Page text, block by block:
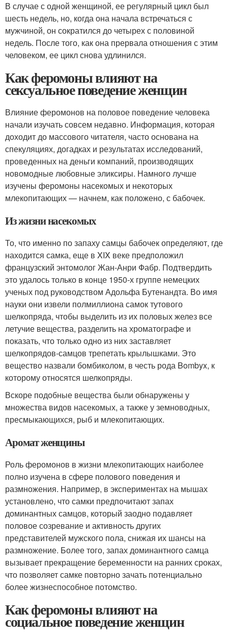
В случае с одной женщиной, ее регулярный цикл был
шесть недель, но, когда она начала встречаться с
мужчиной, он сократился до четырех с половиной
недель. После того, как она прервала отношения с этим
человеком, ее цикл снова удлинился.
Как феромоны влияют на
сексуальное поведение женщин
Влияние феромонов на половое поведение человека
начали изучать совсем недавно. Информация, которая
доходит до массового читателя, часто основана на
спекуляциях, догадках и результатах исследований,
проведенных на деньги компаний, производящих
новомодные любовные эликсиры. Намного лучше
изучены феромоны насекомых и некоторых
млекопитающих — начнем, как положено, с бабочек.
Из жизни насекомых
То, что именно по запаху самцы бабочек определяют, где
находится самка, еще в XIX веке предположил
французский энтомолог Жан-Анри Фабр. Подтвердить
это удалось только в конце 1950-х группе немецких
ученых под руководством Адольфа Бутенандта. Во имя
науки они извели полмиллиона самок тутового
шелкопряда, чтобы выделить из их половых желез все
летучие вещества, разделить на хроматографе и
показать, что только одно из них заставляет
шелкопрядов-самцов трепетать крылышками. Это
вещество назвали бомбиколом, в честь рода Bombyx, к
которому относятся шелкопряды.
Вскоре подобные вещества были обнаружены у
множества видов насекомых, а также у земноводных,
пресмыкающихся, рыб и млекопитающих.
Аромат женщины
Роль феромонов в жизни млекопитающих наиболее
полно изучена в сфере полового поведения и
размножения. Например, в экспериментах на мышах
установлено, что самки предпочитают запах
доминантных самцов, который заодно подавляет
половое созревание и активность других
представителей мужского пола, снижая их шансы на
размножение. Более того, запах доминантного самца
вызывает прекращение беременности на ранних сроках,
что позволяет самке повторно зачать потенциально
более жизнеспособное потомство.
Как феромоны влияют на
социальное поведение женщин